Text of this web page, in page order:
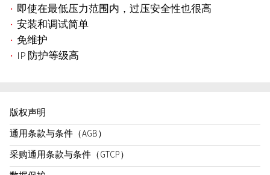
即使在最低压力范围内，过压安全性也很高
安装和调试简单
免维护
IP 防护等级高
版权声明
通用条款与条件（AGB）
采购通用条款与条件（GTCP）